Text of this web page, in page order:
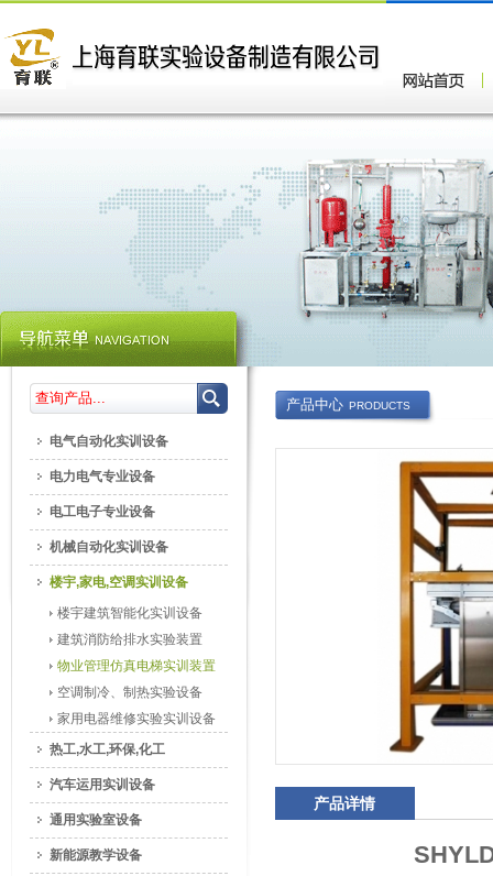
产品中心 PRODUCTS
产品详情
电气自动化实训设备
电力电气专业设备
电工电子专业设备
机械自动化实训设备
楼宇,家电,空调实训设备
楼宇建筑智能化实训设备
建筑消防给排水实验装置
物业管理仿真电梯实训装置
空调制冷、制热实验设备
家用电器维修实验实训设备
热工,水工,环保,化工
汽车运用实训设备
通用实验室设备
新能源教学设备